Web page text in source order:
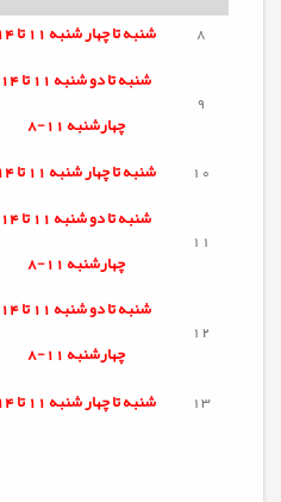
8
شنبه تاچهار شنبه11 تا 14
9
شنبه تادو شنبه11 تا 14
چهارشنبه 11-8
10
شنبه تاچهار شنبه11 تا 14
11
شنبه تادو شنبه11 تا 14
چهارشنبه 11-8
12
شنبه تادو شنبه11 تا 14
چهارشنبه 11-8
13
شنبه تاچهار شنبه11 تا 14